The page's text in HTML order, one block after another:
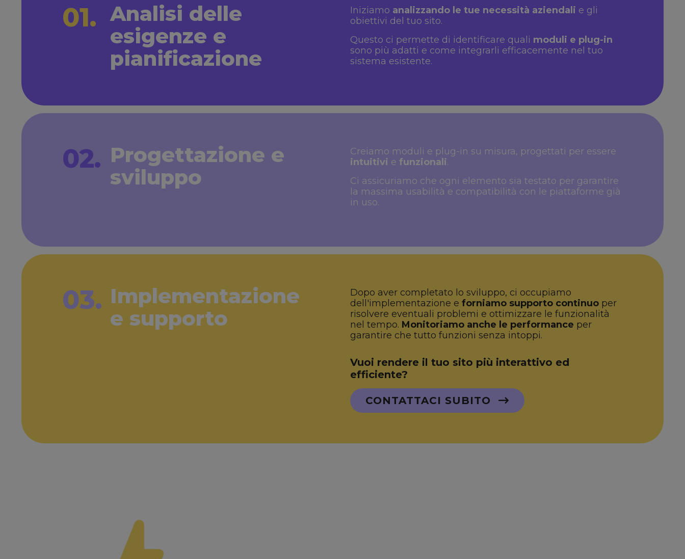
01. Analisi delle
esigenze e
pianificazione
Iniziamo analizzando le tue necessità aziendali e gli
obiettivi del tuo sito.
Questo ci permette di identificare quali moduli e plug-in
sono più adatti e come integrarli efficacemente nel tuo
sistema esistente.
02. Progettazione e
sviluppo
Creiamo moduli e plug-in su misura, progettati per essere
intuitivi e funzionali.
Ci assicuriamo che ogni elemento sia testato per garantire
la massima usabilità e compatibilità con le piattaforme già
in uso.
03. Implementazione
e supporto
Dopo aver completato lo sviluppo, ci occupiamo
dell'implementazione e forniamo supporto continuoper
risolvere eventuali problemi e ottimizzare le funzionalità
nel tempo. Monitoriamo anche le performance per
garantire che tutto funzioni senza intoppi.
Vuoi rendere il tuo sito più interattivo ed
efficiente?
CONTATTACI SUBITO